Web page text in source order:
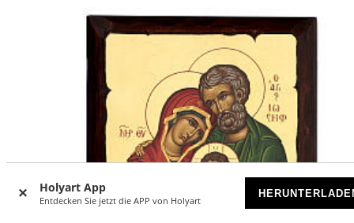
Holyart App
Entdecken Sie jetzt die APP von Holyart